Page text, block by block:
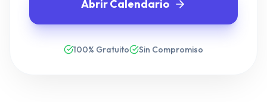
Abrir Calendario
100% Gratuito Sin Compromiso